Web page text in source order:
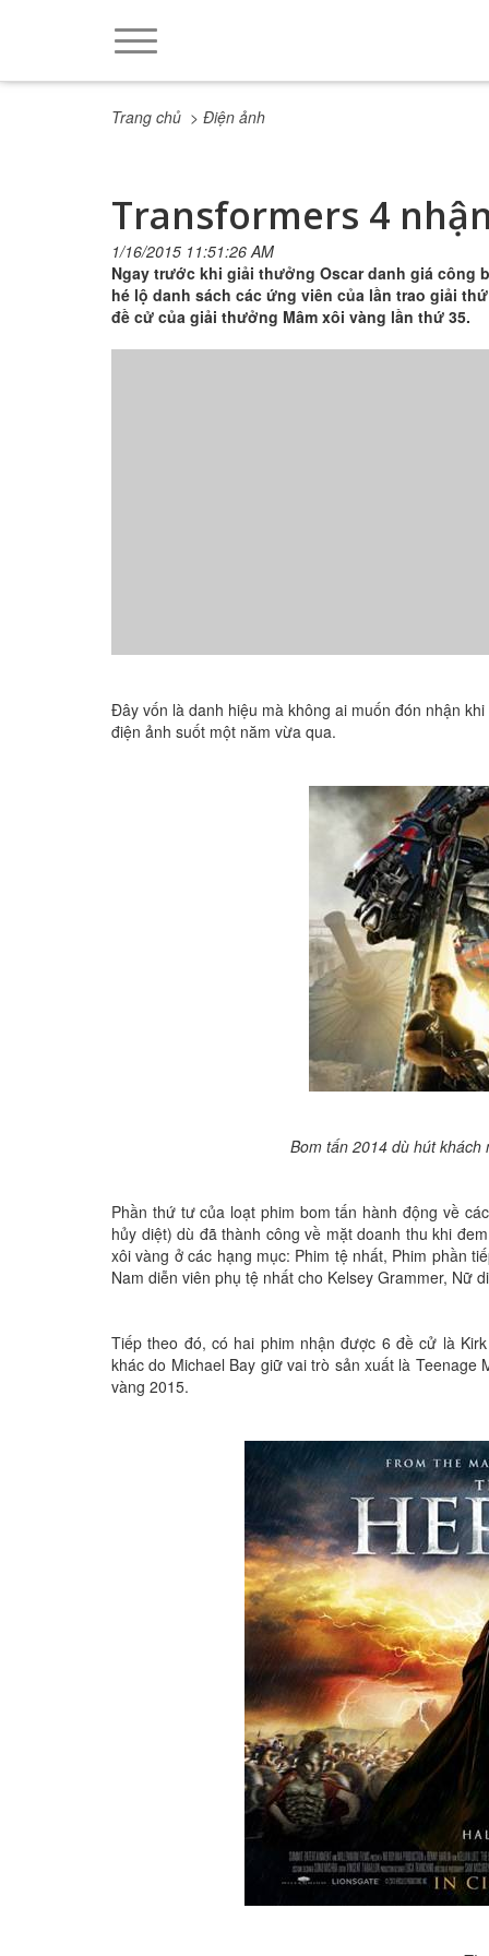
Trang chủ > Điện ảnh
Transformers 4
1/16/2015 11:51:26 AM
Ngay trước khi giải thưởng Oscar danh giá công
hé lộ danh sách các ứng viên của lần trao giải
đề cử của giải thưởng Mâm xôi vàng lần thứ 35.
Đây vốn là danh hiệu mà không ai muốn đón nhận
điện ảnh suốt một năm vừa qua.
Bom tấn 2014 dù hút
Phần thứ tư của loạt phim bom tấn hành động về
hủy diệt) dù đã thành công về mặt doanh thu khi
xôi vàng ở các hạng mục: Phim tệ nhất, Phim phần
Nam diễn viên phụ tệ nhất cho Kelsey Grammer, Nữ
Tiếp theo đó, có hai phim nhận được 6 đề cử là
khác do Michael Bay giữ vai trò sản xuất là
vàng 2015.